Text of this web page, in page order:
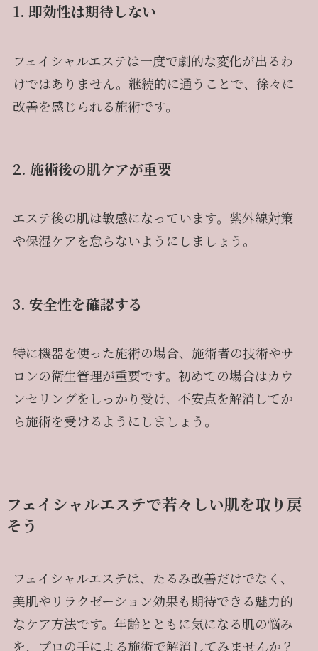
1. 即効性は期待しない
フェイシャルエステは一度で劇的な変化が出るわ
けではありません。継続的に通うことで、徐々に
改善を感じられる施術です。
2. 施術後の肌ケアが重要
エステ後の肌は敏感になっています。紫外線対策
や保湿ケアを怠らないようにしましょう。
3. 安全性を確認する
特に機器を使った施術の場合、施術者の技術やサ
ロンの衛生管理が重要です。初めての場合はカウ
ンセリングをしっかり受け、不安点を解消してか
ら施術を受けるようにしましょう。
フェイシャルエステで若々しい肌を取り戻
そう
フェイシャルエステは、たるみ改善だけでなく、
美肌やリラクゼーション効果も期待できる魅力的
なケア方法です。年齢とともに気になる肌の悩み
を、プロの手による施術で解消してみませんか？